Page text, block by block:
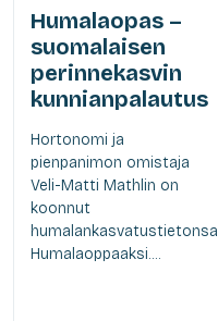
Humalaopas –
suomalaisen
perinnekasvin
kunnianpalautus
Hortonomi ja
pienpanimon omistaja
Veli-Matti Mathlin on
koonnut
humalankasvatustietonsa
Humalaoppaaksi....